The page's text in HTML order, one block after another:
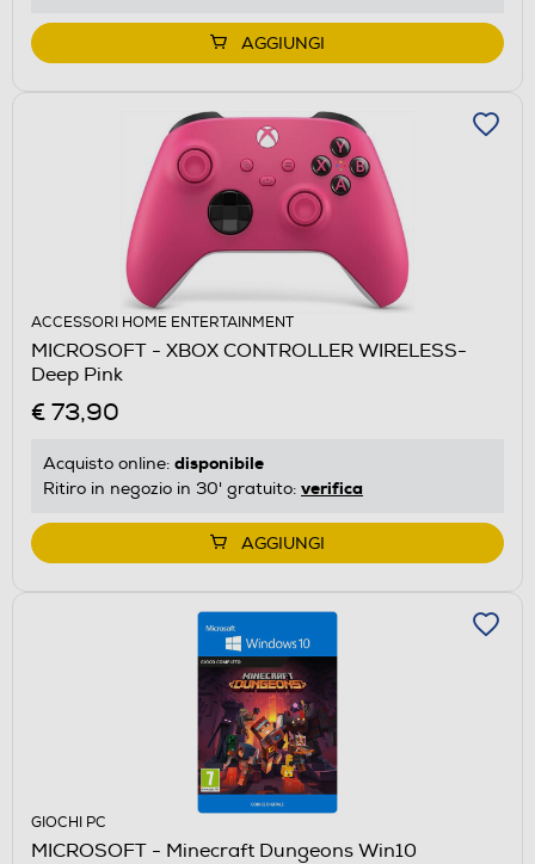
AGGIUNGI
ACCESSORI HOME ENTERTAINMENT
MICROSOFT - XBOX CONTROLLER WIRELESS-
Deep Pink
€ 73,90
Acquisto online: disponibile
Ritiro in negozio in 30' gratuito: verifica
AGGIUNGI
GIOCHI PC
MICROSOFT - Minecraft Dungeons Win10